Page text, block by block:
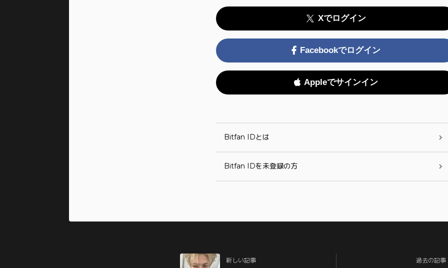
Xでログイン
Facebookでログイン
Appleでサインイン
Bitfan IDとは
Bitfan IDを未登録の方
新しい記事 過去の記事